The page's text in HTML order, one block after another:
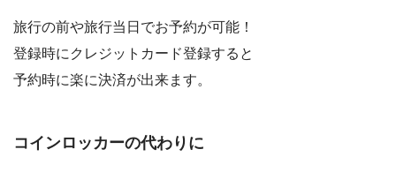
旅行の前や旅行当日でお予約が可能！
登録時にクレジットカード登録すると
予約時に楽に決済が出来ます。
コインロッカーの代わりに